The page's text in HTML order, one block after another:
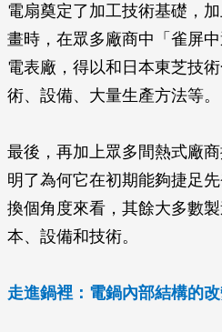
電扇奠定了加工技術基礎，
畫時，在眾多廠商中「雀屏
電表廠，得以和日本東芝技
術、設備、大量生產方法等。
最後，再加上眾多間熱式廠
明了為何它在初期能夠捷足
換個角度來看，其餘大多數
本、設備和技術。
走進鍋裡：電鍋內部結構的